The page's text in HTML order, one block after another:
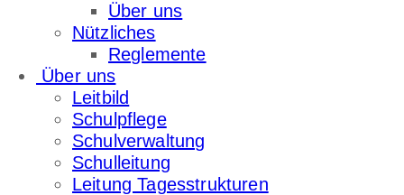
Über uns
Nützliches
Reglemente
Über uns
Leitbild
Schulpflege
Schulverwaltung
Schulleitung
Leitung Tagesstrukturen